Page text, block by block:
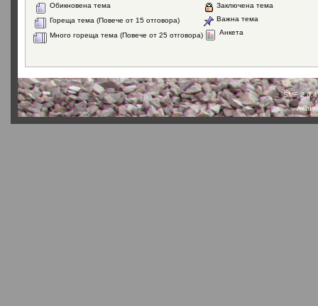
Обикновена тема
Гореща тема (Повече от 15 отговора)
Много гореща тема (Повече от 25 отговора)
Заключена тема
Важна тема
Анкета
SMF 2.0.4